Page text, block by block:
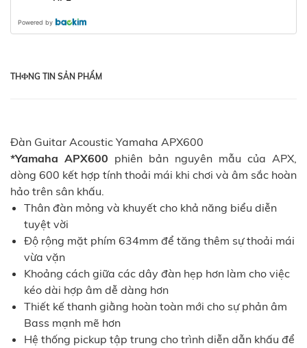
Powered by
THФNG TIN SẢN PHẨM
Đàn Guitar Acoustic Yamaha APX600
*Yamaha APX600 phiên bản nguyên mẫu của APX,
dòng 600 kết hợp tính thoải mái khi chơi và âm sắc hoàn
hảo trên sân khấu.
Thân đàn mỏng và khuyết cho khả năng biểu diễn
tuyệt vời
Độ rộng mặt phím 634mm để tăng thêm sự thoải mái
vừa vặn
Khoảng cách giữa các dây đàn hẹp hơn làm cho việc
kéo dài hợp âm dễ dàng hơn
Thiết kế thanh giằng hoàn toàn mới cho sự phản âm
Bass mạnh mẽ hơn
Hệ thống pickup tập trung cho trình diễn dẫn khấu để